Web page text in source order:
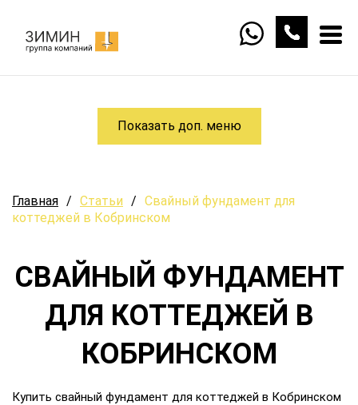
Показать доп. меню
Главная / Статьи / Свайный фундамент для
коттеджей в Кобринском
СВАЙНЫЙ ФУНДАМЕНТ
ДЛЯ КОТТЕДЖЕЙ В
КОБРИНСКОМ
Купить свайный фундамент для коттеджей в Кобринском